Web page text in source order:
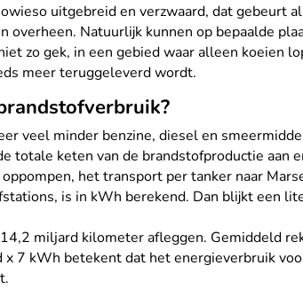
uitgebreid en verzwaard, dat gebeurt
overheen. Natuurlijk kunnen op bepaalde
zo gek, in een gebied waar alleen koeien
meer teruggeleverd wordt.
veel minder benzine, diesel en
totale keten van de brandstofproductie
het transport per tanker naar
is in kWh berekend. Dan blijkt een
miljard kilometer afleggen. Gemiddeld
7 kWh betekent dat het energieverbruik